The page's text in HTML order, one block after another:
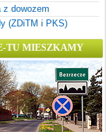
z dowozem
(ZDiTM i PKS)
TU MIESZKAMY